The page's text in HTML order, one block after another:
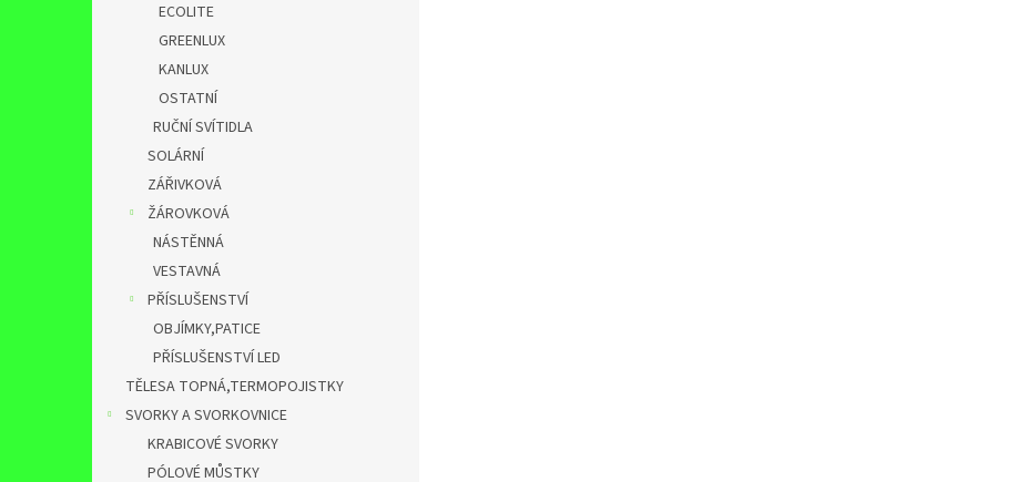
ECOLITE
GREENLUX
KANLUX
OSTATNÍ
RUČNÍ SVÍTIDLA
SOLÁRNÍ
ZÁŘIVKOVÁ
ŽÁROVKOVÁ
NÁSTĚNNÁ
VESTAVNÁ
PŘÍSLUŠENSTVÍ
OBJÍMKY,PATICE
PŘÍSLUŠENSTVÍ LED
TĚLESA TOPNÁ,TERMOPOJISTKY
SVORKY A SVORKOVNICE
KRABICOVÉ SVORKY
PÓLOVÉ MŮSTKY